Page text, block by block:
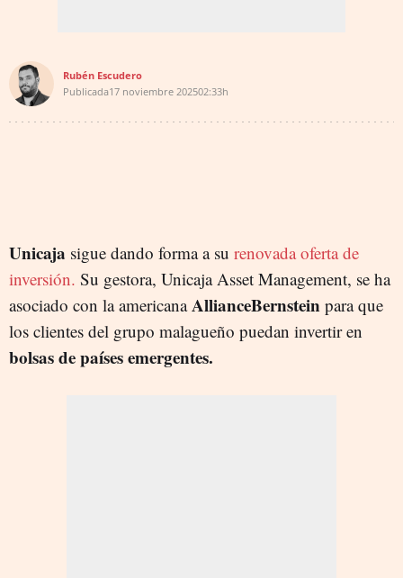
Rubén Escudero
Publicada17 noviembre 202502:33h
Unicaja sigue dando forma a su renovada oferta de
inversión. Su gestora, Unicaja Asset Management, se ha
asociado con la americanaAllianceBernstein para que
los clientes del grupo malagueño puedan invertir en
bolsas de países emergentes.